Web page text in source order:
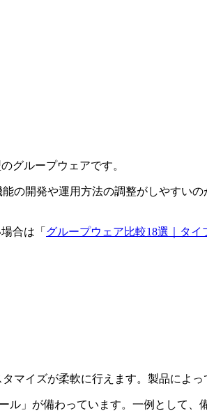
グループウェアです。
の開発や運用方法の調整がしやすい
合は「 グループウェア比較18選｜タイ
マイズが柔軟に行えます。製品によ
ル」が備わっています。一例として